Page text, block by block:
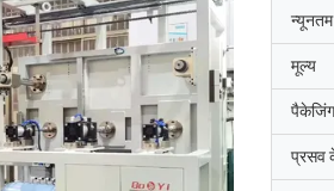
मूल्य
प्रसव